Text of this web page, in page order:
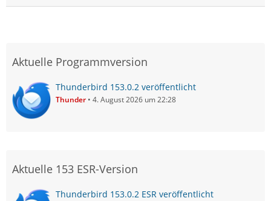
Aktuelle Programmversion
Thunderbird 153.0.2 veröffentlicht
Thunder 4. August 2026 um 22:28
Aktuelle 153 ESR-Version
Thunderbird 153.0.2 ESR veröffentlicht